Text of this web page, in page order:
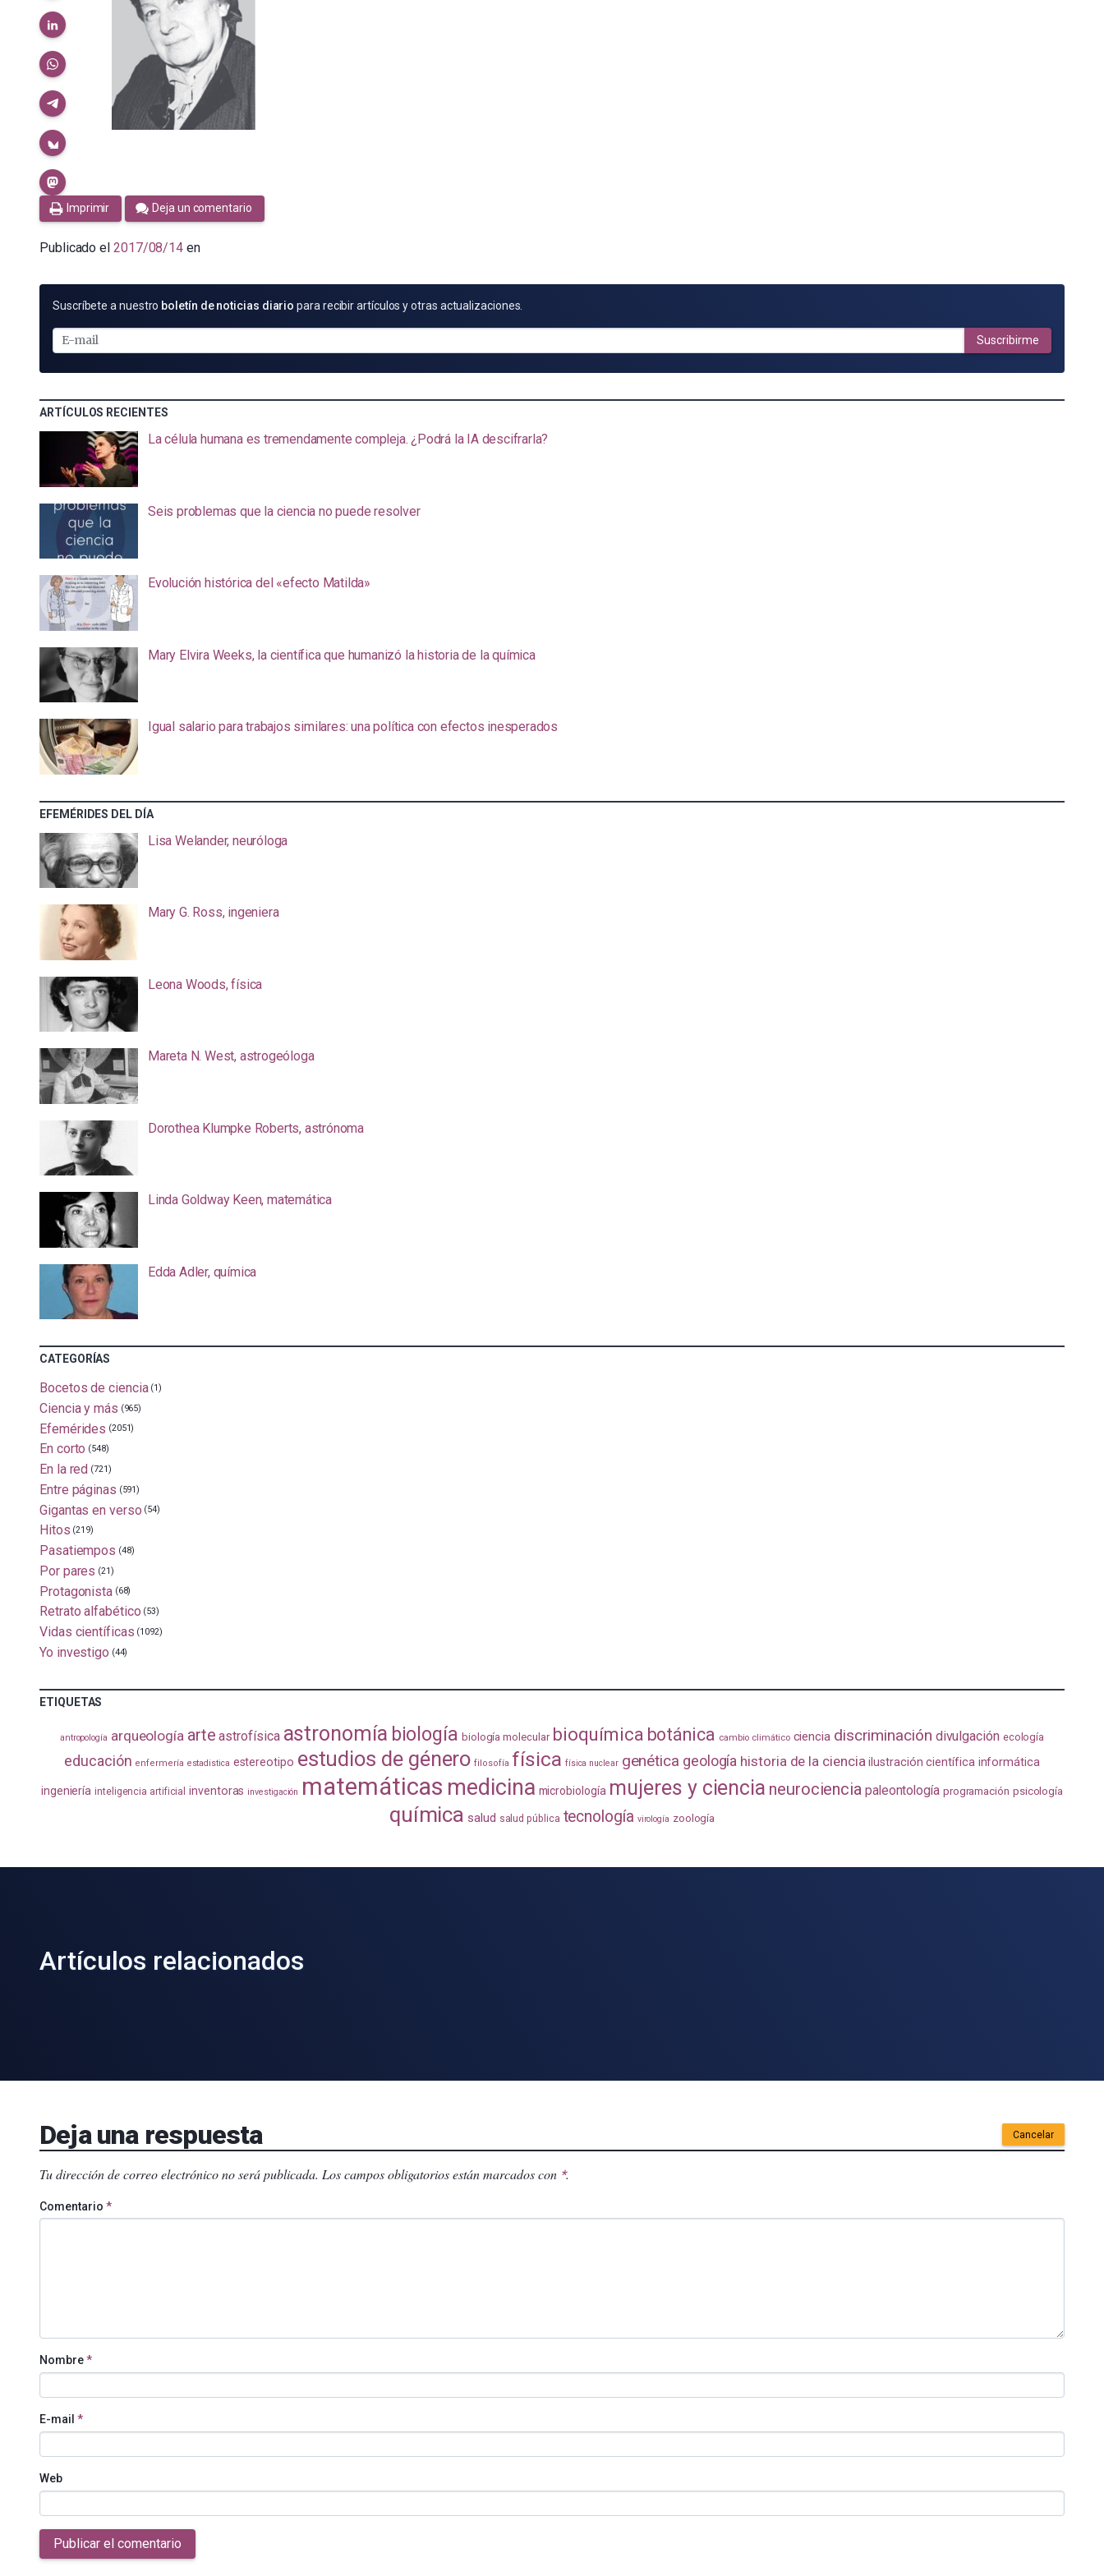
Imprimir Deja un comentario
Publicado el 2017/08/14 en
SUSCRÍBETE
E-
MAIL
Suscríbete a nuestro boletín de noticias diario para recibir artículos y otras actualizaciones.
Suscribirme
ARTÍCULOS RECIENTES
La célula humana es tremendamente compleja. ¿Podrá la IA descifrarla?
Seis problemas que la ciencia no puede resolver
Evolución histórica del «efecto Matilda»
Mary Elvira Weeks, la científica que humanizó la historia de la química
Igual salario para trabajos similares: una política con efectos inesperados
EFEMÉRIDES DEL DÍA
Lisa Welander, neuróloga
Mary G. Ross, ingeniera
Leona Woods, física
Mareta N. West, astrogeóloga
Dorothea Klumpke Roberts, astrónoma
Linda Goldway Keen, matemática
Edda Adler, química
CATEGORÍAS
Bocetos de ciencia (1)
Ciencia y más (965)
Efemérides (2051)
En corto (548)
En la red (721)
Entre páginas (591)
Gigantas en verso (54)
Hitos (219)
Pasatiempos (48)
Por pares (21)
Protagonista (68)
Retrato alfabético (53)
Vidas científicas (1092)
Yo investigo (44)
ETIQUETAS
antropología arqueología arte astrofísica astronomía biología biología molecular bioquímica botánica cambio climático ciencia discriminación divulgación ecología
educación enfermería estadistica estereotipo estudios de género filosofía física física nuclear genética geología historia de la ciencia ilustración científica informática
ingeniería inteligencia artificial inventoras investigación matemáticas medicina microbiología mujeres y ciencia neurociencia paleontología programación psicología
química salud salud pública tecnología virología zoología
Artículos relacionados
Deja una respuesta Cancelar
Tu dirección de correo electrónico no será publicada. Los campos obligatorios están marcados con *.
Comentario *
Nombre*
E-mail *
Web
Publicar el comentario